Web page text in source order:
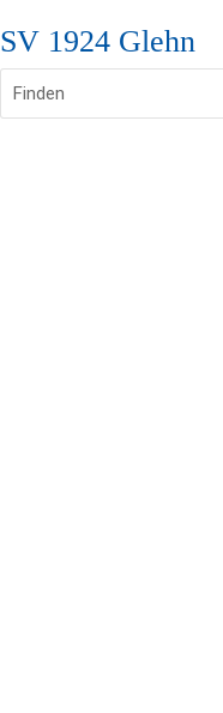
SV 1924 Glehn
Finden